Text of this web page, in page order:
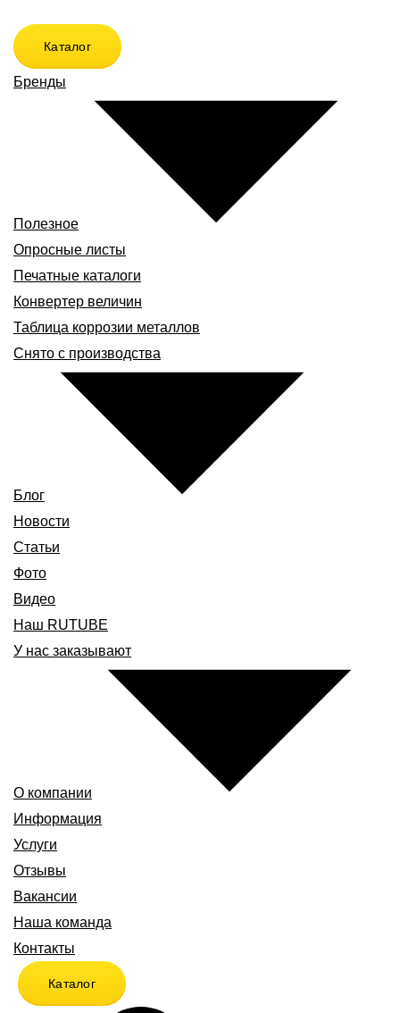
Каталог
Бренды
Полезное
Опросные листы
Печатные каталоги
Конвертер величин
Таблица коррозии металлов
Снято с производства
Блог
Новости
Статьи
Фото
Видео
Наш RUTUBE
У нас заказывают
О компании
Информация
Услуги
Отзывы
Вакансии
Наша команда
Контакты
Каталог